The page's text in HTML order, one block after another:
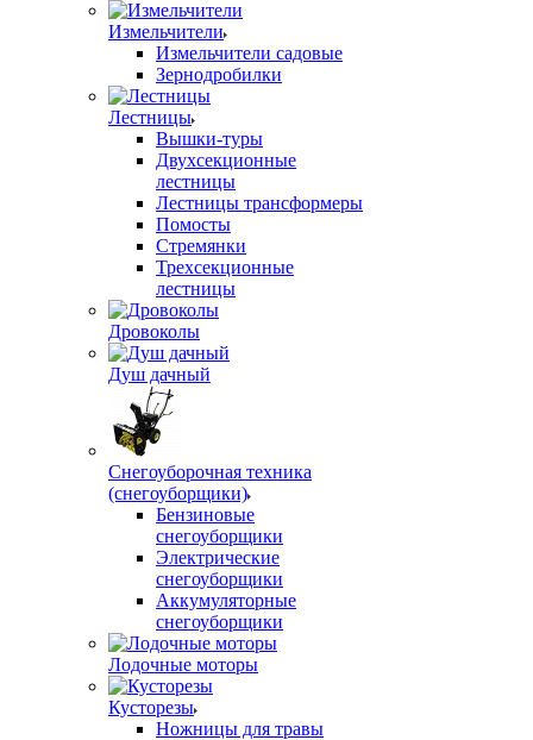
Измельчители
Измельчители садовые
Зернодробилки
Лестницы
Вышки-туры
Двухсекционные
лестницы
Лестницы трансформеры
Помосты
Стремянки
Трехсекционные
лестницы
Дровоколы
Душ дачный
Снегоуборочная техника
(снегоуборщики)
Бензиновые
снегоуборщики
Электрические
снегоуборщики
Аккумуляторные
снегоуборщики
Лодочные моторы
Кусторезы
Ножницы для травы